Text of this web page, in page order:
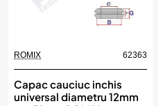
ROMIX 62363
Capac cauciuc inchis
universal diametru 12mm